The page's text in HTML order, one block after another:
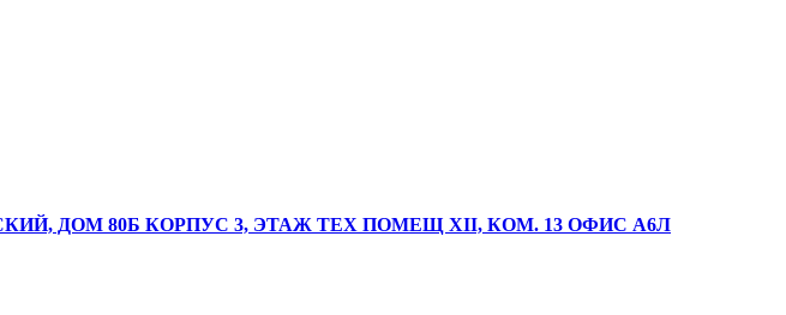
ДОМ 80Б КОРПУС 3, ЭТАЖ ТЕХ ПОМЕЩ XII, КОМ. 13 ОФИС А6Л